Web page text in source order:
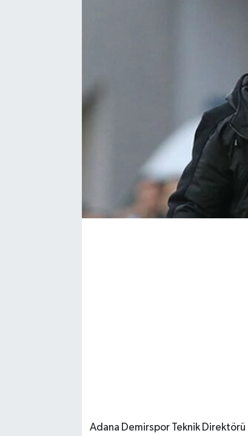
Adana Demirspor Teknik